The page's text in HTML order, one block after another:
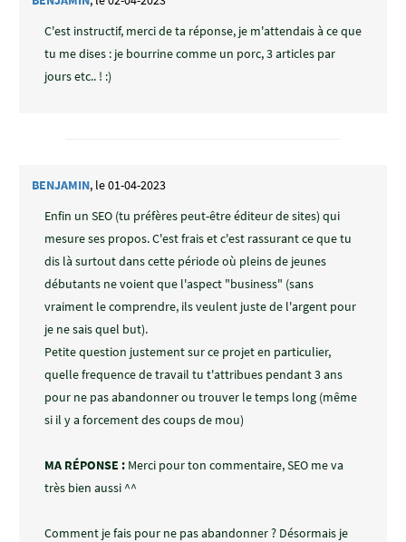
C'est instructif, merci de ta réponse, je m'attendais à ce que
tu me dises : je bourrine comme un porc, 3 articles par
jours etc.. ! :)
BENJAMIN, le 01-04-2023
Enfin un SEO (tu préfères peut-être éditeur de sites) qui
mesure ses propos. C'est frais et c'est rassurant ce que tu
dis là surtout dans cette période où pleins de jeunes
débutants ne voient que l'aspect "business" (sans
vraiment le comprendre, ils veulent juste de l'argent pour
je ne sais quel but).
Petite question justement sur ce projet en particulier,
quelle frequence de travail tu t'attribues pendant 3 ans
pour ne pas abandonner ou trouver le temps long (même
si il y a forcement des coups de mou)
MA RÉPONSE :Merci pour ton commentaire, SEO me va
très bien aussi ^^
Comment je fais pour ne pas abandonner ? Désormais je